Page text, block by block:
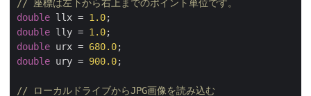
// 座標は左下から右上までのポイント単位です。
double llx = 1.0
double lly = 1.0
double urx = 680.0
double ury = 900.0;
// ローカルドライブからJPG画像を読み込む